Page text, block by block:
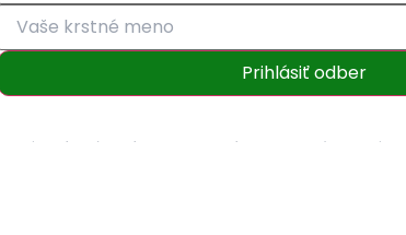
Prihlásiť odber
Prihlásením súhlasíte so zasielaním obchodných